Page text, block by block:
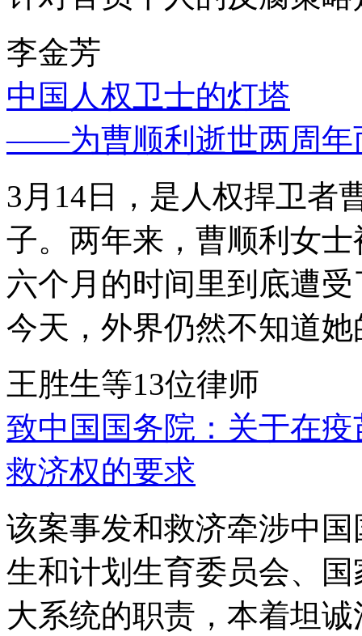
李金芳
中国人权卫士的灯塔
——为曹顺利逝世两周年
3月14日，是人权捍卫者
子。两年来，曹顺利女
六个月的时间里到底遭
今天，外界仍然不知道
王胜生等13位律师
致中国国务院：关于在
救济权的要求
该案事发和救济牵涉中
生和计划生育委员会、
大系统的职责，本着坦